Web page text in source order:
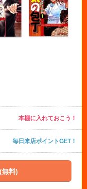
本棚に入れておこう！
毎日来店ポイントGET！
無料)